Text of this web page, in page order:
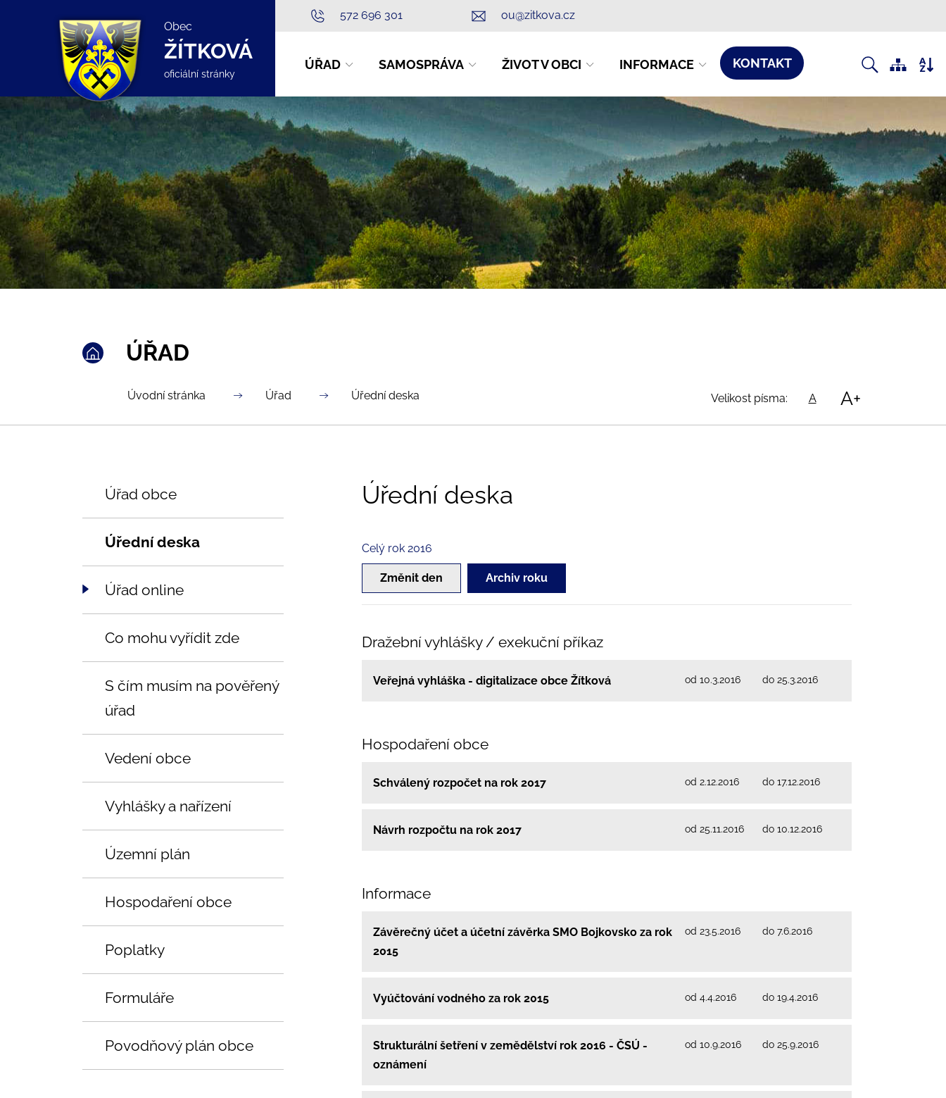
Obec
ŽÍTKOVÁ
oficiální stránky
572 696 301 ou@zitkova.cz
ÚŘAD SAMOSPRÁVA ŽIVOT V OBCI INFORMACE KONTAKT
ÚŘAD
Úvodní stránka Úřad Úřední deska Velikost písma: A A+
Úřední deska
Celý rok 2016
Změnit den Archiv roku
Dražební vyhlášky / exekuční příkaz
Veřejná vyhláška - digitalizace obce Žítková od 10.3.2016 do 25.3.2016
Hospodaření obce
Schválený rozpočet na rok 2017 od 2.12.2016 do 17.12.2016
Návrh rozpočtu na rok 2017 od 25.11.2016 do 10.12.2016
Informace
Závěrečný účet a účetní závěrka SMO Bojkovsko za rok
2015
od 23.5.2016 do 7.6.2016
Vyúčtování vodného za rok 2015 od 4.4.2016 do 19.4.2016
Strukturální šetření v zemědělství rok 2016 - ČSÚ -
oznámení
od 10.9.2016 do 25.9.2016
Úřad obce
Úřední deska
Úřad online
Co mohu vyřídit zde
S čím musím na pověřený
úřad
Vedení obce
Vyhlášky a nařízení
Územní plán
Hospodaření obce
Poplatky
Formuláře
Povodňový plán obce